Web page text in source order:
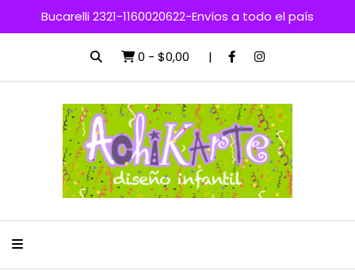
Bucarelli 2321-1160020622-Envíos a todo el país
0 - $0,00